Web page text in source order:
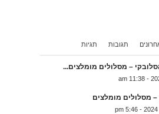
תגובות תגיות
– מסלולים מומלצים...
– מסלולים מומלצים